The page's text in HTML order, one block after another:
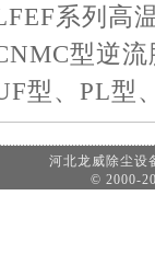
系列高
型逆
型、PL型
河北龙威除尘
© 2000-